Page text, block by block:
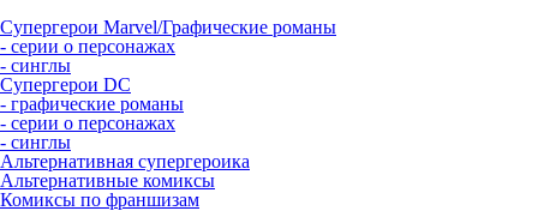
Супергерои Marvel/Графические романы
- серии о персонажах
- синглы
Супергерои DC
- графические романы
- серии о персонажах
- синглы
Альтернативная супергероика
Альтернативные комиксы
Комиксы по франшизам